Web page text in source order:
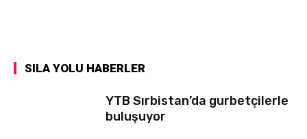
SILA YOLU HABERLER
YTB Sırbistan’da gurbetçilerle
buluşuyor